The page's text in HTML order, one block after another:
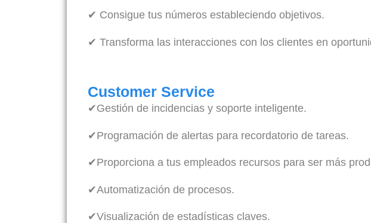
✔ Consigue tus números estableciendo objetivos.
✔ Transforma las interacciones con los clientes en
Customer Service
✔Gestión de incidencias y soporte inteligente.
✔Programación de alertas para recordatorio de tareas.
✔Proporciona a tus empleados recursos para ser más
✔Automatización de procesos.
✔Visualización de estadísticas claves.